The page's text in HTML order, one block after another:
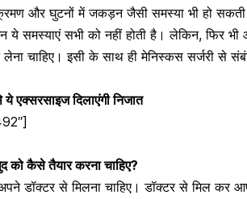
और घुटनों में जकड़न जैसी समस्या भी हो सकती
समस्याएं सभी को नहीं होती है। लेकिन, फिर
चाहिए। इसी के साथ ही मेनिस्कस सर्जरी से
ये एक्सरसाइज दिलाएंगी निजात
को कैसे तैयार करना चाहिए?
डॉक्टर से मिलना चाहिए। डॉक्टर से मिल